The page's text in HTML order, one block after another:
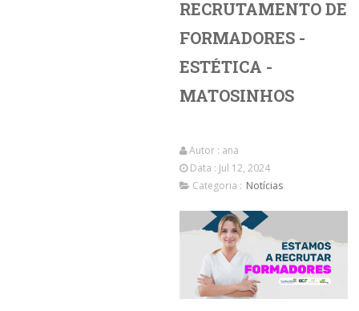
RECRUTAMENTO DE
FORMADORES -
ESTÉTICA -
MATOSINHOS
Autor : ana
Data : Jul 12, 2024
Categoria : Notícias